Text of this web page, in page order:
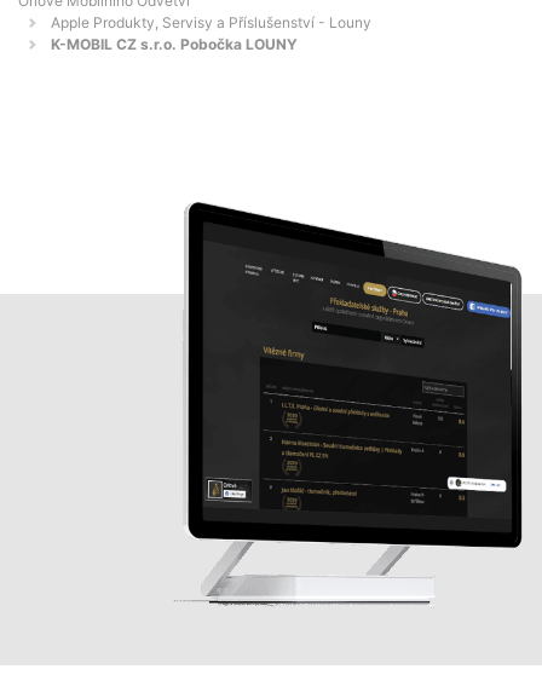
Apple Produkty, Servisy a Příslušenství - Louny
K-MOBIL CZ s.r.o. Pobočka LOUNY